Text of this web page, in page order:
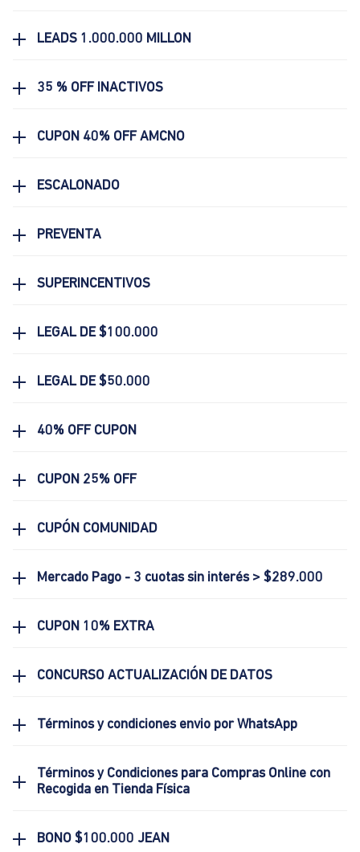
LEADS 1.000.000 MILLON
35 % OFF INACTIVOS
CUPON 40% OFF AMCNO
ESCALONADO
PREVENTA
SUPERINCENTIVOS
LEGAL DE $100.000
LEGAL DE $50.000
40% OFF CUPON
CUPON 25% OFF
CUPÓN COMUNIDAD
Mercado Pago - 3 cuotas sin interés > $289.000
CUPON 10% EXTRA
CONCURSO ACTUALIZACIÓN DE DATOS
Términos y condiciones envio por WhatsApp
Términos y Condiciones para Compras Online con
Recogida en Tienda Física
BONO $100.000 JEAN